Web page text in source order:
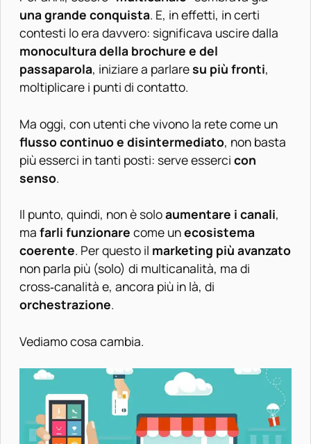
una grande conquista. E, in effetti, in certi
contesti lo era davvero: significava uscire dalla
monocultura della brochure e del
passaparola, iniziare a parlaresu più fronti,
moltiplicare i punti di contatto.
Ma oggi, con utenti che vivono la rete come un
flusso continuo e disintermediato, non basta
più esserci in tanti posti: serve esserci con
senso.
Il punto, quindi, non è soloaumentare i canali,
ma farli funzionare come unecosistema
coerente. Per questo il marketing più avanzato
non parla più (solo) di multicanalità, ma di
cross‑canalità e, ancora più in là, di
orchestrazione.
Vediamo cosa cambia.